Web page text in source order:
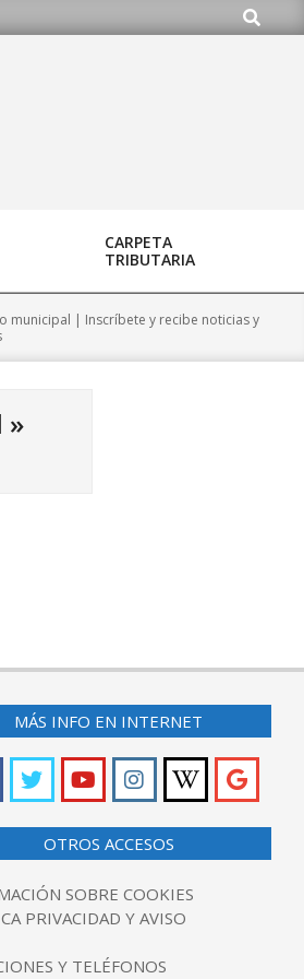
Buscar
CARPETA
TRIBUTARIA
municipal | Inscríbete y recibe noticias y
»
MÁS INFO EN INTERNET
OTROS ACCESOS
SOBRE COOKIES
PRIVACIDAD Y AVISO
Y TELÉFONOS